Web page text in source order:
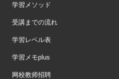
学習メソッド
受講までの流れ
学習レベル表
学習メモplus
网校教师招聘